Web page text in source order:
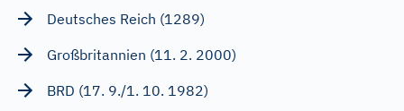
Deutsches Reich (1289)
Großbritannien (11. 2. 2000)
BRD (17. 9./1. 10. 1982)